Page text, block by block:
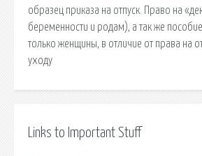
образец приказа на отпуск. Право на
беременности и родам), а так же
только женщины, в отличие от права на
уходу
Links to Important Stuff